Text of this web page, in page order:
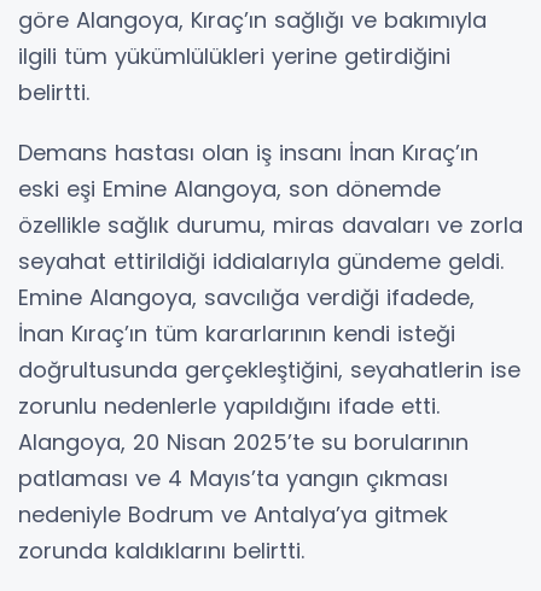
göre Alangoya, Kıraç’ın sağlığı ve bakımıyla
ilgili tüm yükümlülükleri yerine getirdiğini
belirtti.
Demans hastası olan iş insanı İnan Kıraç’ın
eski eşi Emine Alangoya, son dönemde
özellikle sağlık durumu, miras davaları ve zorla
seyahat ettirildiği iddialarıyla gündeme geldi.
Emine Alangoya, savcılığa verdiği ifadede,
İnan Kıraç’ın tüm kararlarının kendi isteği
doğrultusunda gerçekleştiğini, seyahatlerin ise
zorunlu nedenlerle yapıldığını ifade etti.
Alangoya, 20 Nisan 2025’te su borularının
patlaması ve 4 Mayıs’ta yangın çıkması
nedeniyle Bodrum ve Antalya’ya gitmek
zorunda kaldıklarını belirtti.